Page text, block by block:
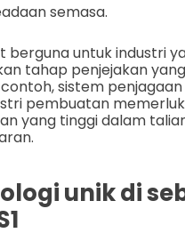
semasa.
berguna untuk industri
tahap penjejakan
sistem
pembuatan
yang tinggi dalam
unik di